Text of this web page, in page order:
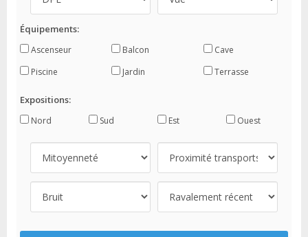
Équipements:
Ascenseur Balcon
Cave
Piscine
Jardin Terrasse
Expositions:
Nord Sud Est Ouest